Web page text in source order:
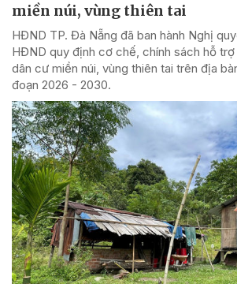
miền núi, vùng thiên tai
HĐND TP. Đà Nẵng đã ban hành Nghị
HĐND quy định cơ chế, chính sách hỗ
dân cư miền núi, vùng thiên tai trên địa
đoạn 2026 - 2030.